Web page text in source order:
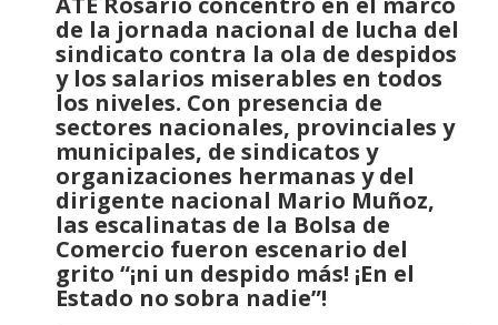
de la jornada nacional de lucha del
sindicato contra la ola de despidos
y los salarios miserables en todos
los niveles. Con presencia de
sectores nacionales, provinciales y
municipales, de sindicatos y
organizaciones hermanas y del
dirigente nacional Mario Muñoz,
las escalinatas de la Bolsa de
Comercio fueron escenario del
grito “¡ni un despido más! ¡En el
Estado no sobra nadie”!